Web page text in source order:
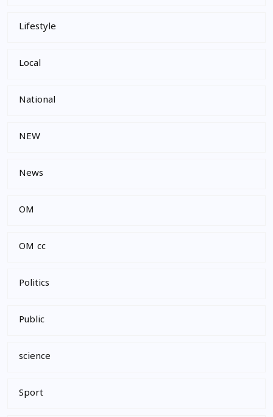
Lifestyle
Local
National
NEW
News
OM
OM cc
Politics
Public
science
Sport